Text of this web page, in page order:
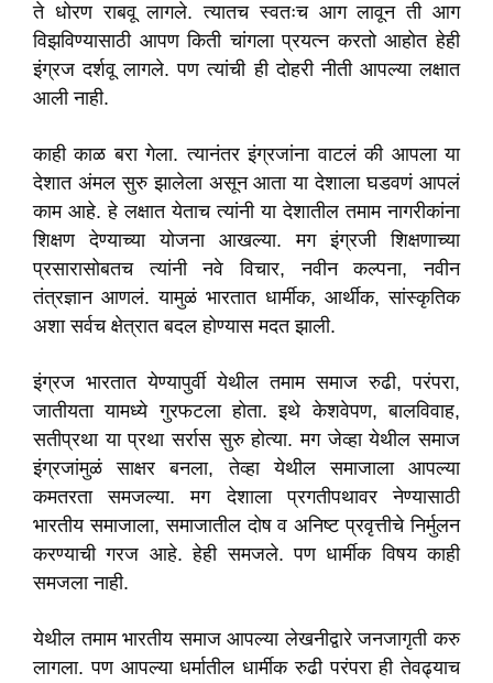
ते धोरण राबवू लागले. त्यातच स्वतःच आग लावून ती आग
विझविण्यासाठी आपण किती चांगला प्रयत्न करतो आहोत हेही
इंग्रज दर्शवू लागले. पण त्यांची ही दोहरी नीती आपल्या लक्षात
आली नाही.
काही काळ बरा गेला. त्यानंतर इंग्रजांना वाटलं की आपला या
देशात अंमल सुरु झालेला असून आता या देशाला घडवणं आपलं
काम आहे. हे लक्षात येताच त्यांनी या देशातील तमाम नागरीकांना
शिक्षण देण्याच्या योजना आखल्या. मग इंग्रजी शिक्षणाच्या
प्रसारासोबतच त्यांनी नवे विचार, नवीन कल्पना, नवीन
तंत्रज्ञान आणलं. यामुळं भारतात धार्मीक, आर्थीक, सांस्कृतिक
अशा सर्वच क्षेत्रात बदल होण्यास मदत झाली.
इंग्रज भारतात येण्यापुर्वी येथील तमाम समाज रुढी, परंपरा,
जातीयता यामध्ये गुरफटला होता. इथे केशवेपण, बालविवाह,
सतीप्रथा या प्रथा सर्रास सुरु होत्या. मग जेव्हा येथील समाज
इंग्रजांमुळं साक्षर बनला, तेव्हा येथील समाजाला आपल्या
कमतरता समजल्या. मग देशाला प्रगतीपथावर नेण्यासाठी
भारतीय समाजाला, समाजातील दोष व अनिष्ट प्रवृत्तीचे निर्मुलन
करण्याची गरज आहे. हेही समजले. पण धार्मीक विषय काही
समजला नाही.
येथील तमाम भारतीय समाज आपल्या लेखनीद्वारे जनजागृती करु
लागला. पण आपल्या धर्मातील धार्मीक रुढी परंपरा ही तेवढ्याच